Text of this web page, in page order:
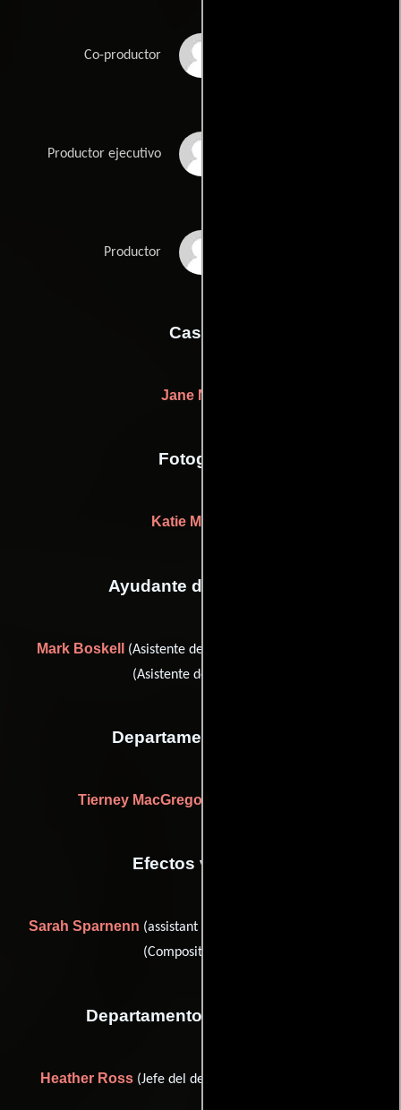
Co-productor
Productor ejecutivo
Productor
Casting
Jane Norris
Fotografia
Katie Milwright
Ayudante de dirección
Mark Boskell (Asistente de dirección) y
(Asistente de dirección)
Departamento de arte
Tierney MacGregor
Efectos visuales
Sarah Sparnenn (assistant colourist) y
(Compositor senior)
Departamento de maquillaje
Heather Ross (Jefe del departamento de maquillaje)